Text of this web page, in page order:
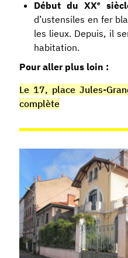
Début du XXe
d’ustensiles en fer
les lieux. Depuis, il
habitation.
Pour aller plus loin :
Le 17, place Jules-
complète